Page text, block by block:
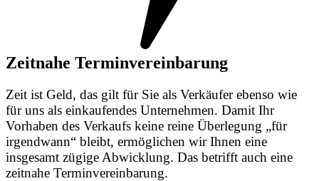
Zeitnahe Terminvereinbarung
Zeit ist Geld, das gilt für Sie als Verkäufer ebenso wie
für uns als einkaufendes Unternehmen. Damit Ihr
Vorhaben des Verkaufs keine reine Überlegung „für
irgendwann“ bleibt, ermöglichen wir Ihnen eine
insgesamt zügige Abwicklung. Das betrifft auch eine
zeitnahe Terminvereinbarung.